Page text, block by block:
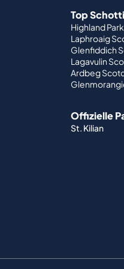
Top
Highland
Laphroaig
Glenfiddich
Lagavulin
Ardbeg
Offizielle
St. Kilian